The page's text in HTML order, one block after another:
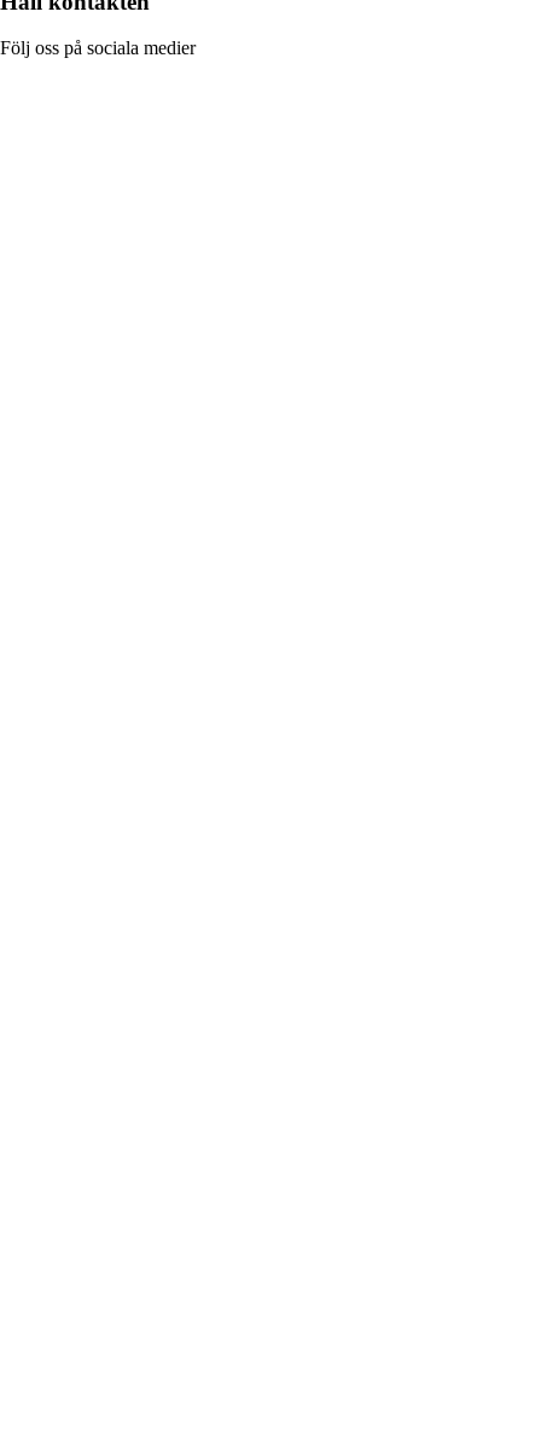
Följ oss på sociala medier